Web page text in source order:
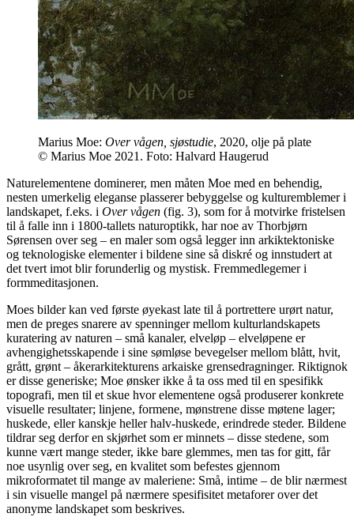
Marius Moe: Over vågen, sjøstudie, 2020, olje på plate
© Marius Moe 2021. Foto: Halvard Haugerud
Naturelementene dominerer, men måten Moe med en behendig,
nesten umerkelig eleganse plasserer bebyggelse og kulturemblemer i
landskapet, f.eks. i Over vågen (fig. 3), som for å motvirke fristelsen
til å falle inn i 1800-tallets naturoptikk, har noe av Thorbjørn
Sørensen over seg – en maler som også legger inn arkiktektoniske
og teknologiske elementer i bildene sine så diskré og innstudert at
det tvert imot blir forunderlig og mystisk. Fremmedlegemer i
formmeditasjonen.
Moes bilder kan ved første øyekast late til å portrettere urørt natur,
men de preges snarere av spenninger mellom kulturlandskapets
kuratering av naturen – små kanaler, elveløp – elveløpene er
avhengighetsskapende i sine sømløse bevegelser mellom blått, hvit,
grått, grønt – åkerarkitekturens arkaiske grensedragninger. Riktignok
er disse generiske; Moe ønsker ikke å ta oss med til en spesifikk
topografi, men til et skue hvor elementene også produserer konkrete
visuelle resultater; linjene, formene, mønstrene disse møtene lager;
huskede, eller kanskje heller halv-huskede, erindrede steder. Bildene
tildrar seg derfor en skjørhet som er minnets – disse stedene, som
kunne vært mange steder, ikke bare glemmes, men tas for gitt, får
noe usynlig over seg, en kvalitet som befestes gjennom
mikroformatet til mange av maleriene: Små, intime – de blir nærmest
i sin visuelle mangel på nærmere spesifisitet metaforer over det
anonyme landskapet som beskrives.